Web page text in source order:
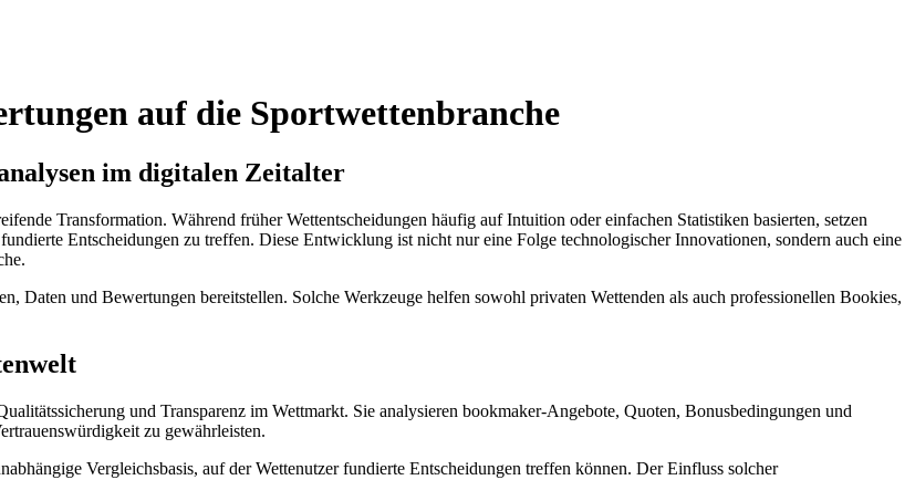
auf die Sportwettenbranche
im digitalen Zeitalter
Transformation. Während früher Wettentscheidungen häufig auf Intuition oder einfachen Statistiken basierten, setzen
Entscheidungen zu treffen. Diese Entwicklung ist nicht nur eine Folge technologischer Innovationen, sondern auch eine
Daten und Bewertungen bereitstellen. Solche Werkzeuge helfen sowohl privaten Wettenden als auch professionellen Bookies,
und Transparenz im Wettmarkt. Sie analysieren bookmaker-Angebote, Quoten, Bonusbedingungen und
zu gewährleisten.
Vergleichsbasis, auf der Wettenutzer fundierte Entscheidungen treffen können. Der Einfluss solcher